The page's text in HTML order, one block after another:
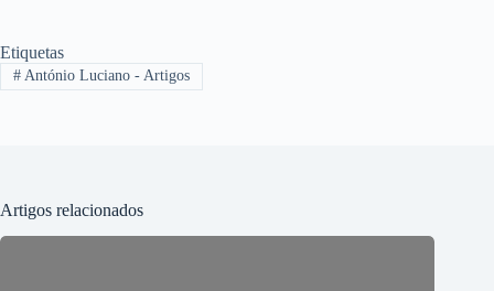
Etiquetas
#António Luciano - Artigos
Artigos relacionados